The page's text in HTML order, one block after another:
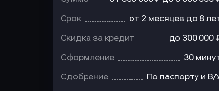
Срок от 2 месяцев до 8
Скидка за кредит до 300 000
Оформление 30
Одобрение По паспорту и В/